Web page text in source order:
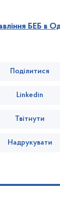
БЕБ в
Поділитися
Linkedin
Твітнути
Надрукувати